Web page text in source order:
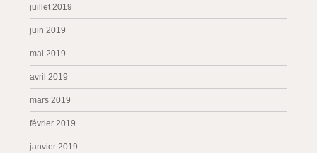
juillet 2019
juin 2019
mai 2019
avril 2019
mars 2019
février 2019
janvier 2019